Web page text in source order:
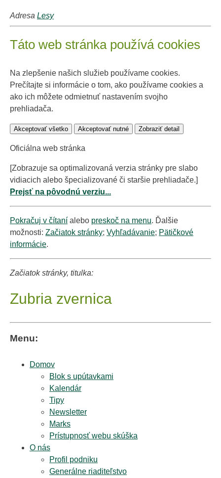
Adresa Lesy
Táto web stránka používá cookies
Na zlepšenie našich služieb používame cookies.
Prečítajte si informácie o tom, ako používame cookies a
ako ich môžete odmietnuť nastavením svojho
prehliadača.
Akceptovať všetko Akceptovať nutné Zobraziť detail
Oficiálna web stránka
[Zobrazuje sa optimalizovaná verzia stránky pre slabo
vidiacich alebo špecializované či staršie prehliadače.]
Prejsť na pôvodnú verziu...
Pokračuj v čítaní alebo preskoč na menu. Ďalšie
možnosti: Začiatok stránky; Vyhľadávanie; Pätičkové
informácie.
Začiatok stránky, titulka:
Zubria zvernica
Menu:
Domov
Blok s upútavkami
Kalendár
Tipy
Newsletter
Marks
Prístupnosť webu skúška
O nás
Profil podniku
Generálne riaditeľstvo